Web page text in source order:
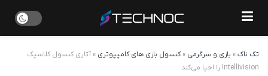
تک ناک» بازی و سرگرمی »کنسول بازی های کامپیوتری » آتاری کنسول کلاسیک
Intellivision را احیا می‌کند